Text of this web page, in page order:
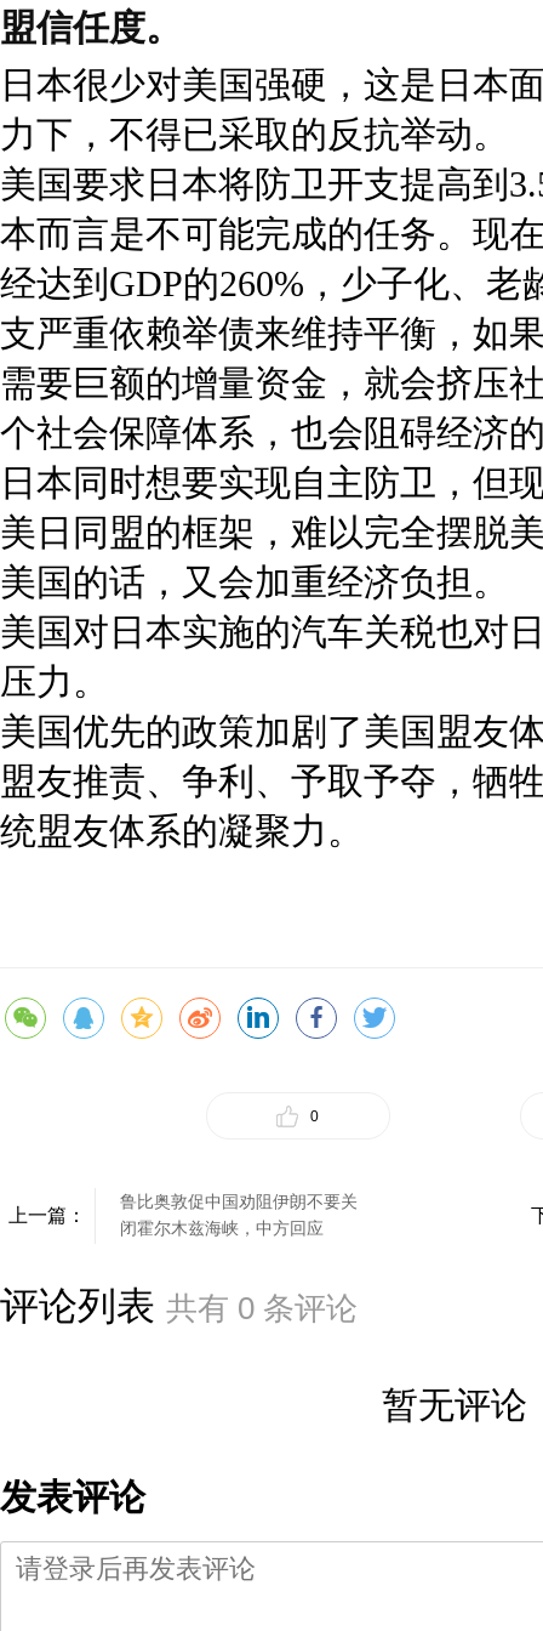
盟信任度。
日本很少对美国强硬，这是日本
力下，不得已采取的反抗举动。
美国要求日本将防卫开支提高到
本而言是不可能完成的任务。现
经达到GDP的260%，少子化、
支严重依赖举债来维持平衡，如
需要巨额的增量资金，就会挤压
个社会保障体系，也会阻碍经济
日本同时想要实现自主防卫，但
美日同盟的框架，难以完全摆脱
美国的话，又会加重经济负担。
美国对日本实施的汽车关税也对
压力。
美国优先的政策加剧了美国盟友
盟友推责、争利、予取予夺，牺
统盟友体系的凝聚力。
0
上一篇：
鲁比奥敦促中国劝阻伊朗不要关
闭霍尔木兹海峡，中方回应
评论列表 共有 0 条评论
暂无评论
发表评论